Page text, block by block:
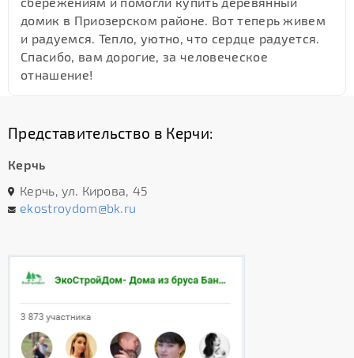
домик в Приозерском районе. Вот теперь живем
и радуемся. Тепло, уютно, что сердце радуется.
Спасибо, вам дорогие, за человеческое
отнашение!
Представительство в Керчи:
Керчь
Керчь, ул. Кирова, 45
ekostroydom@bk.ru